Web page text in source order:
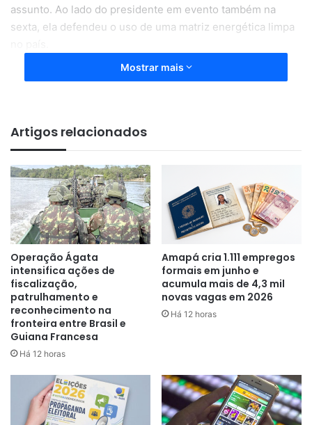
assunto. Ao lado do presidente em evento também na
sexta, ela defendeu o uso de uma matriz energética limpa
Também na semana passada, Lula chamou de“lenga
lenga”a demora do Ibama em conceder a licença para a
pesquisa. Segundo Paulo Artaxo, coordenador do Centro
de Estudos da Amazônia Sustentável da Universidade de
São Paulo (Ceas-USP), a pressão de Lula sobre o órgão é
“indevida”. Ele conversou com o jornal
Brasilnesta segunda-feira (17) sobre o tema.
Mostrar mais
Artigos relacionados
Operação Ágata
intensifica ações de
fiscalização,
patrulhamento e
reconhecimento na
fronteira entre Brasil e
Guiana Francesa
Há 12 horas
Amapá cria 1.111 empregos
formais em junho e
acumula mais de 4,3 mil
novas vagas em 2026
Há 12 horas